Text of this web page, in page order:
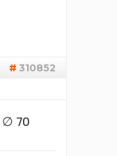
310852
∅ 70